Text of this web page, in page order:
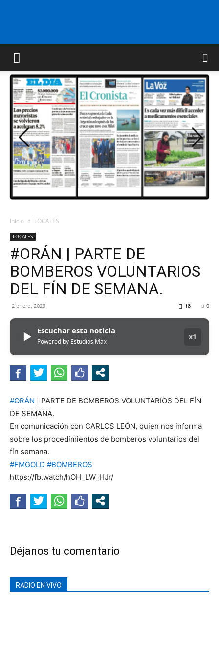
FM
GOLD
ORAN
107.1
Inicio LOCALES
LOCALES
#ORÁN | PARTE DE
BOMBEROS VOLUNTARIOS
DEL FÍN DE SEMANA.
2 enero, 2023 0
18
▶ Escuchar esta noticia
Powered by Estudios Max
x1
#ORÁN | PARTE DE BOMBEROS VOLUNTARIOS DEL FÍN
DE SEMANA.
En comunicación con CARLOS LEÓN, quien nos informa
sobre los procedimientos de bomberos voluntarios del
fín semana.
#FMGOLD #BOMBEROS
https://fb.watch/hOH_LW_HJr/
Déjanos tu comentario
RADIO EN VIVO